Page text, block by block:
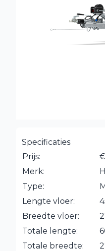
Specificaties
Prijs:
Merk:
Type:
Lengte vloer:
Breedte vloer:
Totale lengte:
Totale breedte: